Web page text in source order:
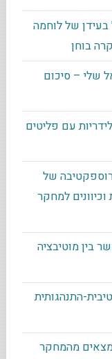
של לוחמה
שלי – סיכום
עם פליטים
של
למחקר
בין מוטיבציה
התנהגותית
מהמחקר